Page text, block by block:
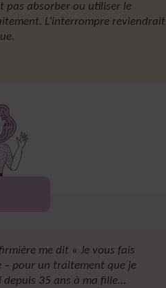
pas absorber ou utiliser le
L’interrompre reviendrait
me dit « Je vous fais
– pour un traitement que je
35 ans à ma fille…